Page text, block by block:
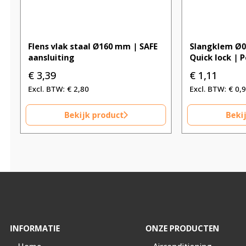
Flens vlak staal Ø160 mm | SAFE
aansluiting
€ 3,39
€ 2,80
Bekijk product
Slangklem
Quick lock |
€ 1,11
€
INFORMATIE
ONZE PRODUCTEN